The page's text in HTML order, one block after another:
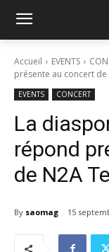
Accueil EVENTS
présente au concert de
EVENTS CONCERT
La
répond
de N2A
By saomag 15